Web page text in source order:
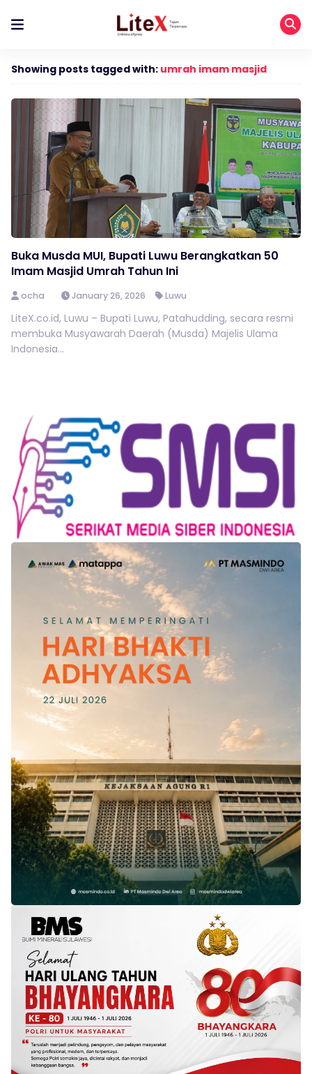
Showing posts tagged with: umrah imam masjid
Buka Musda MUI, Bupati Luwu Berangkatkan 50
Imam Masjid Umrah Tahun Ini
ocha January 26, 2026 Luwu
LiteX.co.id, Luwu – Bupati Luwu, Patahudding, secara resmi
membuka Musyawarah Daerah (Musda) Majelis Ulama
Indonesia...